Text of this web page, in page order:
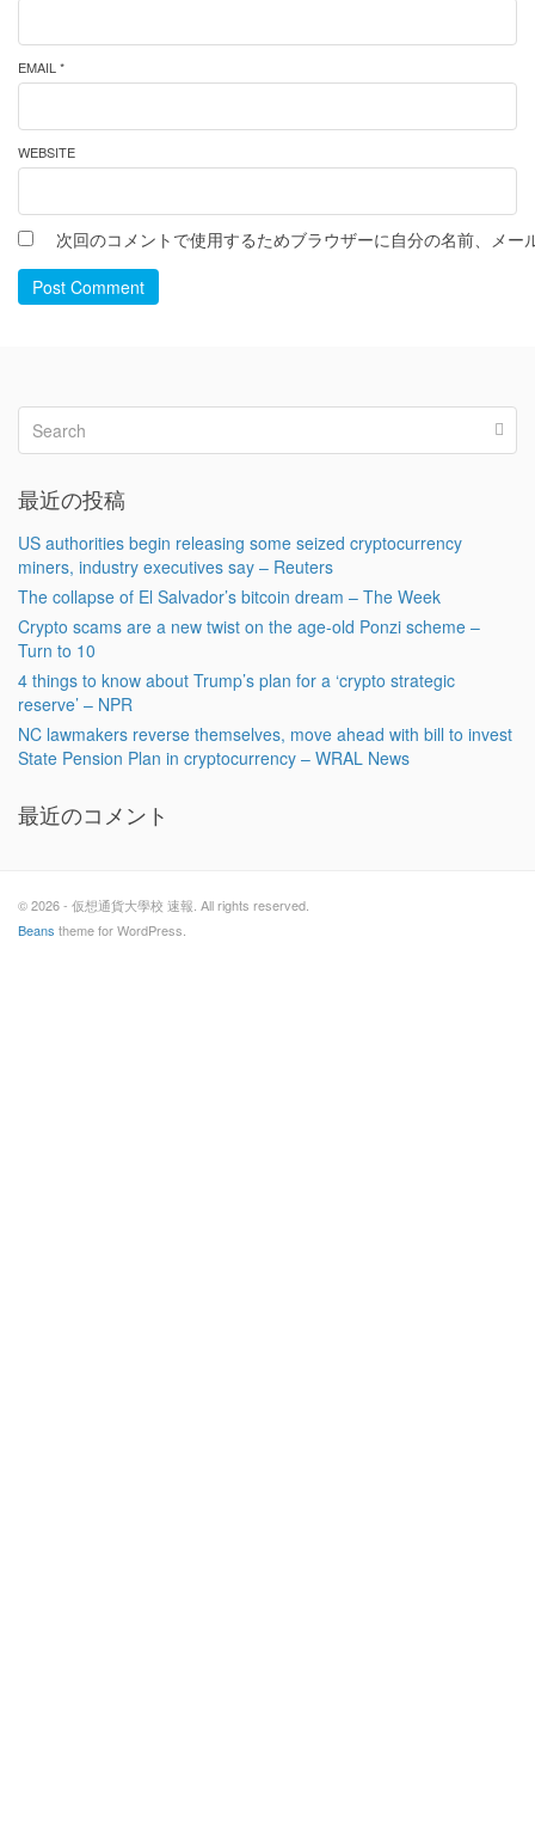
EMAIL *
WEBSITE
次回のコメントで使用するためブラウザーに自分の名前、メー
Post Comment
最近の投稿
US authorities begin releasing some seized cryptocurrency
miners, industry executives say – Reuters
The collapse of El Salvador’s bitcoin dream – The Week
Crypto scams are a new twist on the age-old Ponzi scheme –
Turn to 10
4 things to know about Trump’s plan for a ‘crypto strategic
reserve’ – NPR
NC lawmakers reverse themselves, move ahead with bill to invest
State Pension Plan in cryptocurrency – WRAL News
最近のコメント
© 2026 - 仮想通貨大學校 速報. All rights reserved.
Beans theme for WordPress.